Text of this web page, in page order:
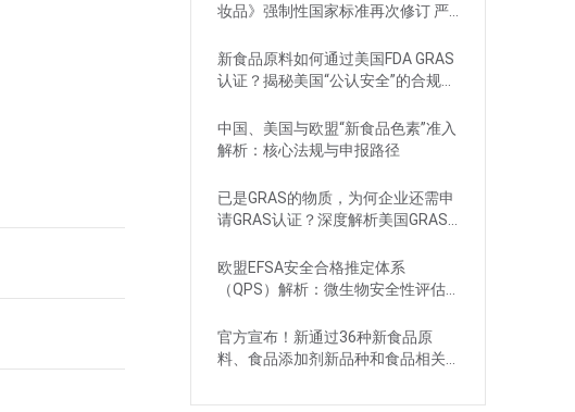
妆品》强制性国家标准再次修订 严
新食品原料如何通过美国FDA GRAS
认证？揭秘美国“公认安全”的合规路
中国、美国与欧盟“新食品色素”准入
解析：核心法规与申报路径
已是GRAS的物质，为何企业还需申
请GRAS认证？深度解析美国GRAS
欧盟EFSA安全合格推定体系
（QPS）解析：微生物安全性评估
官方宣布！新通过36种新食品原
料、食品添加剂新品种和食品相关